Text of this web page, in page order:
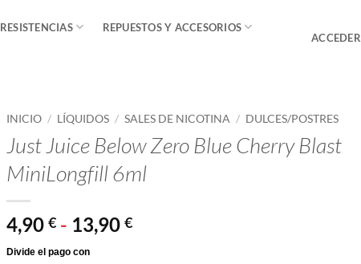
RESISTENCIAS
REPUESTOS Y ACCESORIOS
ACCEDER
INICIO / LÍQUIDOS / SALES DE NICOTINA / DULCES/POSTRES
Just Juice Below Zero Blue Cherry Blast
MiniLongfill 6ml
4,90 € - 13,90 €Rango